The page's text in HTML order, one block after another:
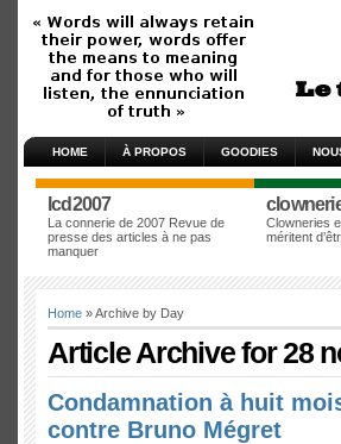
HOME À PROPOS GOODIES
lcd2007
La connerie de 2007 Revue de
presse des articles à ne pas
manquer
Clowneries
méritent
Home » Archive by Day
Article Archive for 28
Condamnation à huit
contre Bruno Mégret